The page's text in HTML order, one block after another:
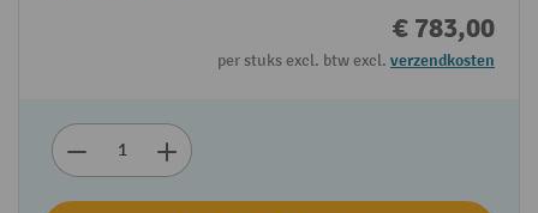
€ 783,00
per stuks excl. btw excl. verzendkosten